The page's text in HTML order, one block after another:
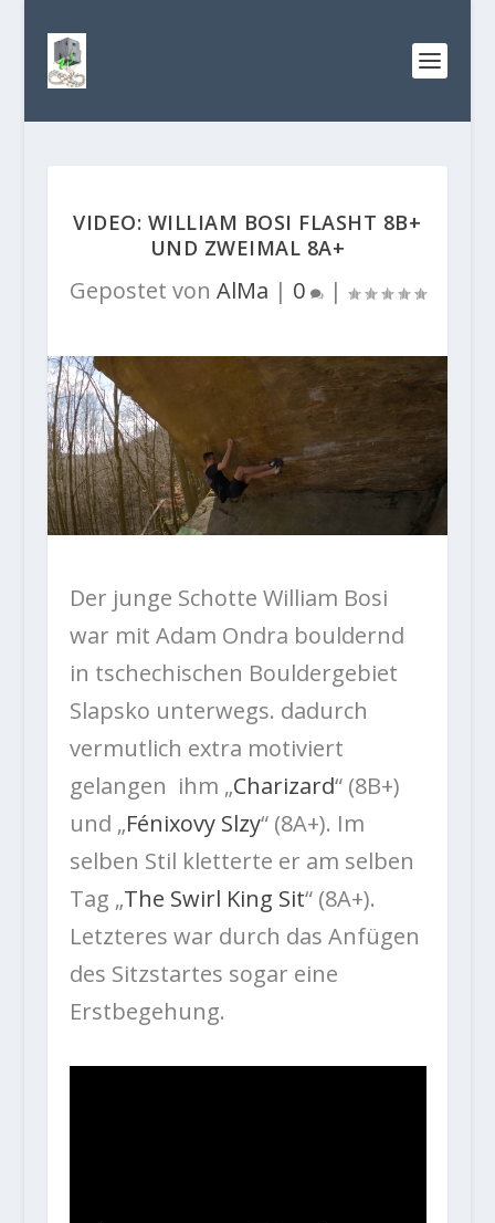
VIDEO: WILLIAM BOSI FLASHT 8B+
UND ZWEIMAL 8A+
Gepostet von AlMa | 0 |
Der junge Schotte William Bosi
war mit Adam Ondra bouldernd
in tschechischen Bouldergebiet
Slapsko unterwegs. dadurch
vermutlich extra motiviert
gelangen ihm „Charizard“ (8B+)
und „Fénixovy Slzy“ (8A+). Im
selben Stil kletterte er am selben
Tag „The Swirl King Sit“ (8A+).
Letzteres war durch das Anfügen
des Sitzstartes sogar eine
Erstbegehung.